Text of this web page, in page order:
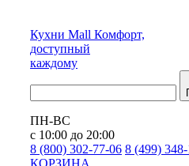
Кухни Mall Комфорт,
доступный
каждому
ПН-ВС
с 10:00 до 20:00
8 (800) 302-77-06 8 (499) 348-
КОРЗИНА